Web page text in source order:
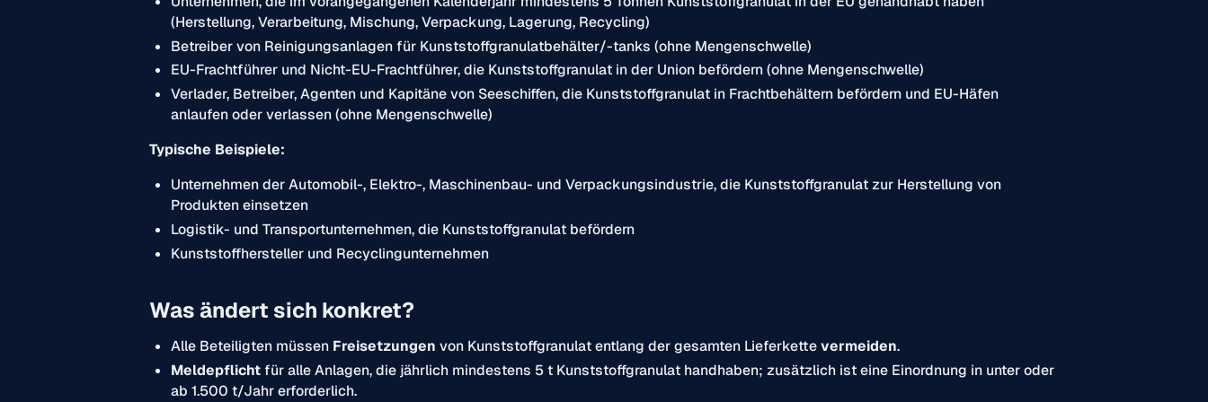
(Herstellung, Verarbeitung, Mischung, Verpackung, Lagerung, Recycling)
Betreiber von Reinigungsanlagen für Kunststoffgranulatbehälter/-tanks (ohne Mengenschwelle)
EU-Frachtführer und Nicht-EU-Frachtführer, die Kunststoffgranulat in der Union befördern (ohne Mengenschwelle)
Verlader, Betreiber, Agenten und Kapitäne von Seeschiffen, die Kunststoffgranulat in Frachtbehältern befördern und EU-Häfen
anlaufen oder verlassen (ohne Mengenschwelle)
Typische Beispiele:
Unternehmen der Automobil-, Elektro-, Maschinenbau- und Verpackungsindustrie, die Kunststoffgranulat zur Herstellung von
Produkten einsetzen
Logistik- und Transportunternehmen, die Kunststoffgranulat befördern
Kunststoffhersteller und Recyclingunternehmen
Was ändert sich konkret?
Alle Beteiligten müssen Freisetzungenvon Kunststoffgranulat entlang der gesamten Lieferkettevermeiden.
Meldepflichtfür alle Anlagen, die jährlich mindestens 5 t Kunststoffgranulat handhaben; zusätzlich ist eine Einordnung in unter oder
ab 1.500 t/Jahr erforderlich.